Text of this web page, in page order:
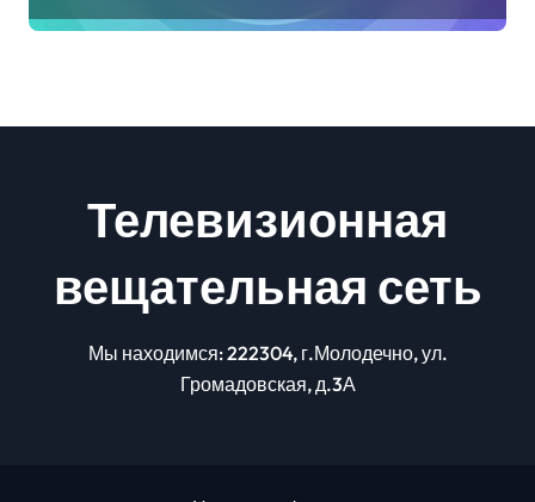
Телевизионная
вещательная сеть
Мы находимся: 222304, г.Молодечно, ул.
Громадовская, д.3А